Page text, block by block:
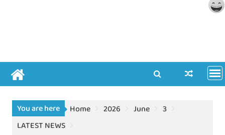
You are here Home 2026 June
3
LATEST NEWS